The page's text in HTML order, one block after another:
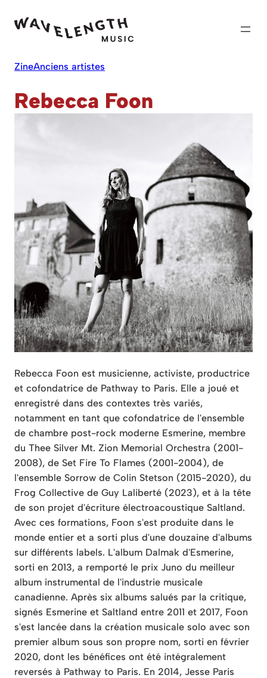
ZineAnciens artistes
Rebecca Foon
Rebecca Foon est musicienne, activiste, productrice
et cofondatrice de Pathway to Paris. Elle a joué et
enregistré dans des contextes très variés,
notamment en tant que cofondatrice de l'ensemble
de chambre post-rock moderne Esmerine, membre
du Thee Silver Mt. Zion Memorial Orchestra (2001-
2008), de Set Fire To Flames (2001-2004), de
l'ensemble Sorrow de Colin Stetson (2015-2020), du
Frog Collective de Guy Laliberté (2023), et à la tête
de son projet d'écriture électroacoustique Saltland.
Avec ces formations, Foon s'est produite dans le
monde entier et a sorti plus d'une douzaine d'albums
sur différents labels. L'album Dalmak d'Esmerine,
sorti en 2013, a remporté le prix Juno du meilleur
album instrumental de l'industrie musicale
canadienne. Après six albums salués par la critique,
signés Esmerine et Saltland entre 2011 et 2017, Foon
s'est lancée dans la création musicale solo avec son
premier album sous son propre nom, sorti en février
2020, dont les bénéfices ont été intégralement
reversés à Pathway to Paris. En 2014, Jesse Paris